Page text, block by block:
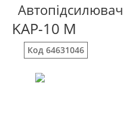
Автопідсилювач
KAP-10 M
Код 64631046